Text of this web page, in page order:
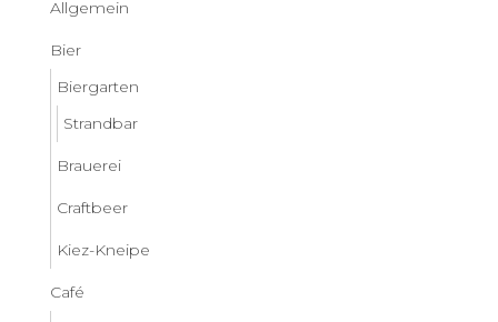
Allgemein
Bier
Biergarten
Strandbar
Brauerei
Craftbeer
Kiez-Kneipe
Café